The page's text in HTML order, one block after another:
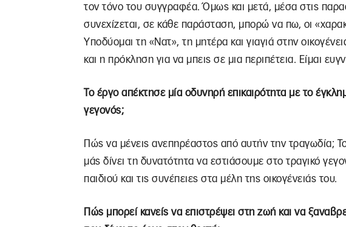
τον τόνο του συγγραφέα. Όμως και μετά, μέσα στις
συνεχίζεται, σε κάθε παράσταση, μπορώ να πω, οι
Υποδύομαι τη «Νατ», τη μητέρα και γιαγιά στην
και η πρόκληση για να μπεις σε μια περιπέτεια. Είμαι
Το έργο απέκτησε μία οδυνηρή επικαιρότητα με το
γεγονός;
Πώς να μένεις ανεπηρέαστος από αυτήν την τραγωδία;
μάς δίνει τη δυνατότητα να εστιάσουμε στο τραγικό
παιδιού και τις συνέπειες στα μέλη της οικογένειάς του.
Πώς μπορεί κανείς να επιστρέψει στη ζωή και να